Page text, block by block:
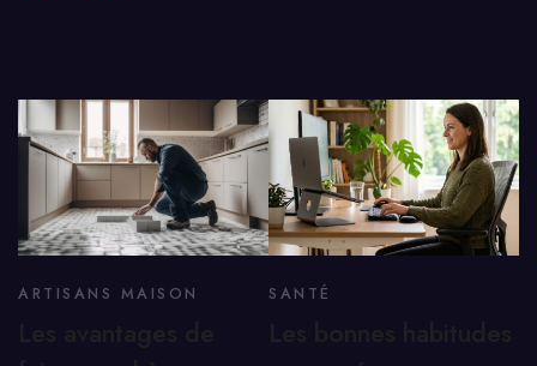
ARTISANS MAISON SANTÉ